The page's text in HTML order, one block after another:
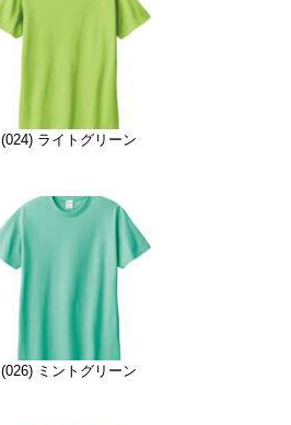
(024) ライトグリーン
(026) ミントグリーン